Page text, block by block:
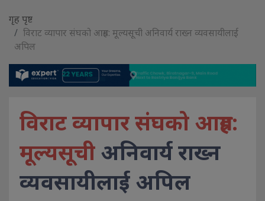
गृह पृष्ट
विराट व्यापार संघको आग्रह: मूल्यसूची अनिवार्य राख्न व्यवसायीलाई
अपिल
विराट व्यापार संघको आग्रह:
मूल्यसूची अनिवार्य राख्न
व्यवसायीलाई अपिल